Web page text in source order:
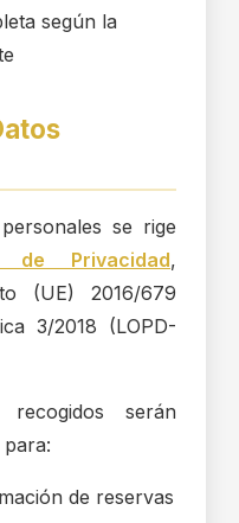
según la
se rige
de Privacidad,
(UE) 2016/679
3/2018 (LOPD-
serán
de reservas